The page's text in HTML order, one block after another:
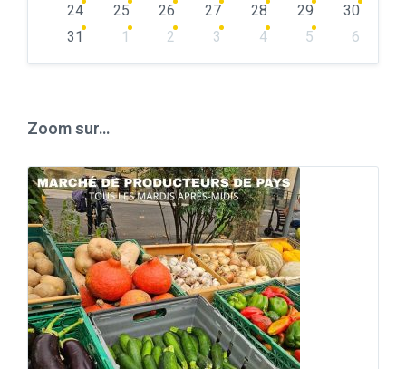
24
25 26 27 28 29
30
31
1 2 3 4 5
6
Zoom sur…